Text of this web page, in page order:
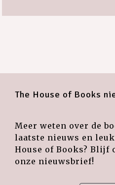
The House of Books
Meer weten over de
laatste nieuws en
House of Books? Blijf
onze nieuwsbrief!